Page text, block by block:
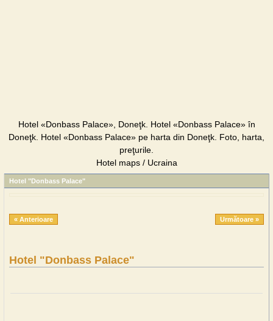
Hotel «Donbass Palace», Doneţk. Hotel «Donbass Palace» în
Doneţk. Hotel «Donbass Palace» pe harta din Doneţk. Foto, harta,
preţurile.
Hotel maps / Ucraina
Hotel "Donbass Palace"
« Anterioare Următoare »
Hotel "Donbass Palace"